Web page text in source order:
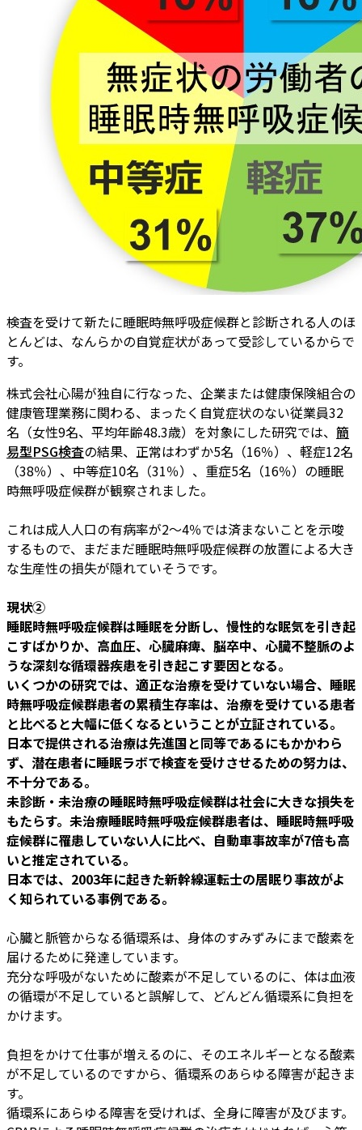
検査を受けて新たに睡眠時無呼吸症候群と診断される人のほ
とんどは、なんらかの自覚症状があって受診しているからで
す。
株式会社心陽が独自に行なった、企業または健康保険組合の
健康管理業務に関わる、まったく自覚症状のない従業員32
名（女性9名、平均年齢48.3歳）を対象にした研究では、 簡
易型PSG検査の結果、正常はわずか5名（16％）、軽症12名
（38％）、中等症10名（31％）、重症5名（16％）の睡眠
時無呼吸症候群が観察されました。
これは成人人口の有病率が2～4％では済まないことを示唆
するもので、まだまだ睡眠時無呼吸症候群の放置による大き
な生産性の損失が隠れていそうです。
現状②
睡眠時無呼吸症候群は睡眠を分断し、慢性的な眠気を引き起
こすばかりか、高血圧、心臓麻痺、脳卒中、心臓不整脈のよ
うな深刻な循環器疾患を引き起こす要因となる。
いくつかの研究では、適正な治療を受けていない場合、睡眠
時無呼吸症候群患者の累積生存率は、治療を受けている患者
と比べると大幅に低くなるということが立証されている。
日本で提供される治療は先進国と同等であるにもかかわら
ず、潜在患者に睡眠ラボで検査を受けさせるための努力は、
不十分である。
未診断・未治療の睡眠時無呼吸症候群は社会に大きな損失を
もたらす。未治療睡眠時無呼吸症候群患者は、睡眠時無呼吸
症候群に罹患していない人に比べ、自動車事故率が7倍も高
いと推定されている。
日本では、2003年に起きた新幹線運転士の居眠り事故がよ
く知られている事例である。
心臓と脈管からなる循環系は、身体のすみずみにまで酸素を
届けるために発達しています。
充分な呼吸がないために酸素が不足しているのに、体は血液
の循環が不足していると誤解して、どんどん循環系に負担を
かけます。
負担をかけて仕事が増えるのに、そのエネルギーとなる酸素
が不足しているのですから、循環系のあらゆる障害が起きま
す。
循環系にあらゆる障害を受ければ、全身に障害が及びます。